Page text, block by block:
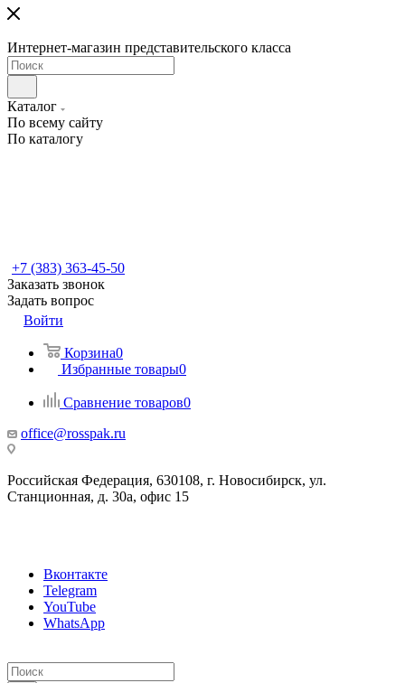
Интернет-магазин представительского класса
Каталог
По всему сайту
По каталогу
+7 (383) 363-45-50
Заказать звонок
Задать вопрос
Войти
Корзина0
Избранные товары0
Сравнение товаров0
office@rosspak.ru
Российская Федерация, 630108, г. Новосибирск, ул.
Станционная, д. 30а, офис 15
Вконтакте
Telegram
YouTube
WhatsApp